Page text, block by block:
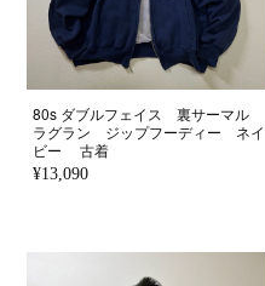
80s ダブルフェイス 裏サーマル
ラグラン ジップフーディー ネイ
ビー 古着
¥13,090